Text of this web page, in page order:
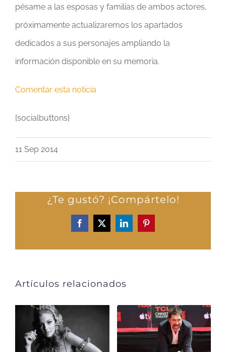
pésame a las esposas y familias de ambos actores,
próximamente actualizaremos los apartados
dedicados a sus personajes ampliando la
información disponible en su memoria.
Comentar esta noticia
{socialbuttons}
11 Sep 2014
¿Te gustó? ¡Compártelo!
Facebook
X LinkedInPinterest
Artículos relacionados